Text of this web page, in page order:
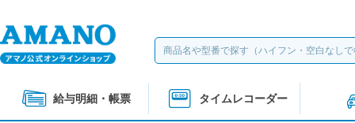
給与明細・帳票 タイムレコーダー